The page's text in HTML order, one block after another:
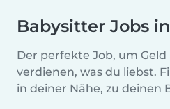
Babysitter Jobs
Der perfekte Job, um
verdienen, was du liebst.
in deiner Nähe, zu deinen